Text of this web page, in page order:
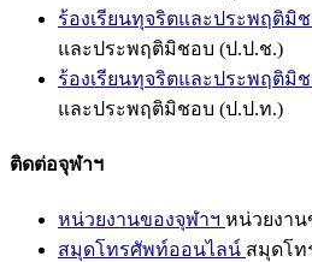
ร้องเรียนทุจริตและประพฤติมิ
และประพฤติมิชอบ (ป.ป.ช.)
ร้องเรียนทุจริตและประพฤติมิ
และประพฤติมิชอบ (ป.ป.ท.)
ติดต่อจุฬาฯ
หน่วยงานของจุฬาฯ หน่วยงาน
สมุดโทรศัพท์ออนไลน์ สมุดโท